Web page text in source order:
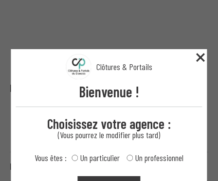
PARTICULIER
Portillon barreaudé GARRANO
Clôtures & Portails
Bienvenue !
Choisissez votre agence :
(Vous pourrez le modifier plus tard)
Vous êtes : Un particulier Un professionnel